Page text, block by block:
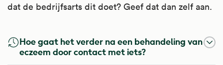
dat de bedrijfsarts dit doet? Geef dat dan zelf aan.
Hoe gaat het verder na een behandeling van
eczeem door contact met iets?